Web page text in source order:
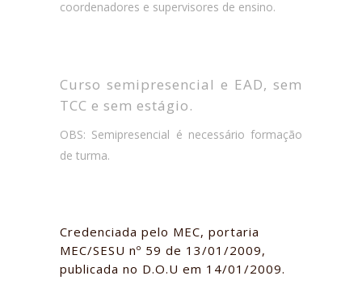
coordenadores e supervisores de ensino.
Curso semipresencial e EAD, sem
TCC e sem estágio.
OBS: Semipresencial é necessário formação
de turma.
Credenciada pelo MEC, portaria
MEC/SESU nº 59 de 13/01/2009,
publicada no D.O.U em 14/01/2009.